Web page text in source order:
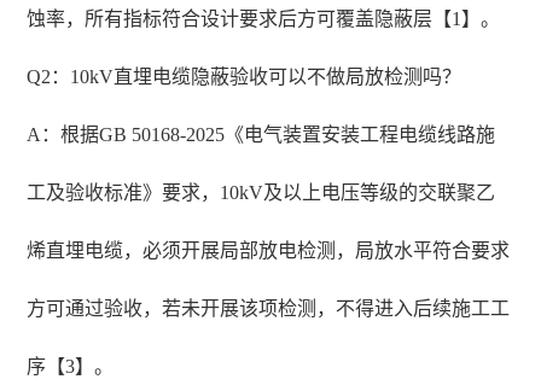
蚀率，所有指标符合设计要求后方可覆盖隐蔽层【1】。
Q2：10kV直埋电缆隐蔽验收可以不做局放检测吗？
A：根据GB 50168-2025《电气装置安装工程电缆线路施
工及验收标准》要求，10kV及以上电压等级的交联聚乙
烯直埋电缆，必须开展局部放电检测，局放水平符合要求
方可通过验收，若未开展该项检测，不得进入后续施工工
序【3】。